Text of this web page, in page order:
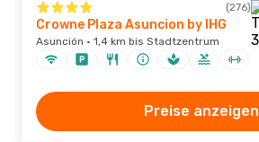
(276)
Crowne Plaza Asuncion by IHG
Asunción · 1,4 km bis Stadtzentrum
Preise anzeigen